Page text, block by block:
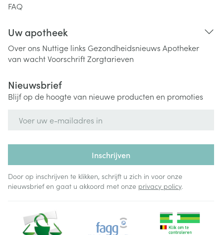
FAQ
Uw apotheek
Over ons Nuttige links Gezondheidsnieuws Apotheker
van wachtVoorschriftZorgtarieven
Nieuwsbrief
Blijf op de hoogte van nieuwe producten en promoties
Inschrijven
Door op inschrijven te klikken, schrijft u zich in voor onze
nieuwsbrief en gaat u akkoord met onze privacy policy.